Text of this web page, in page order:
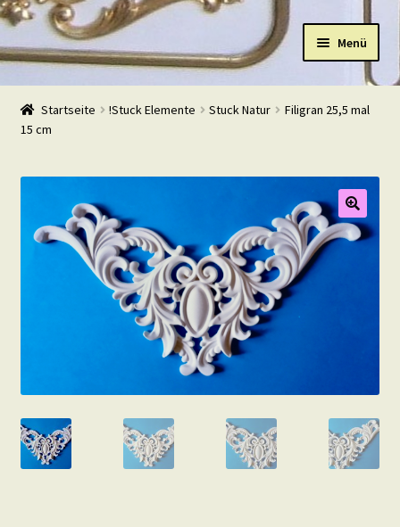
Navigation
Zum
Inhalt
Menü
Start
Shop
Warenkorb
Mein Konto
Startseite !Stuck Elemente Stuck Natur
Filigran 25,5 mal
15 cm